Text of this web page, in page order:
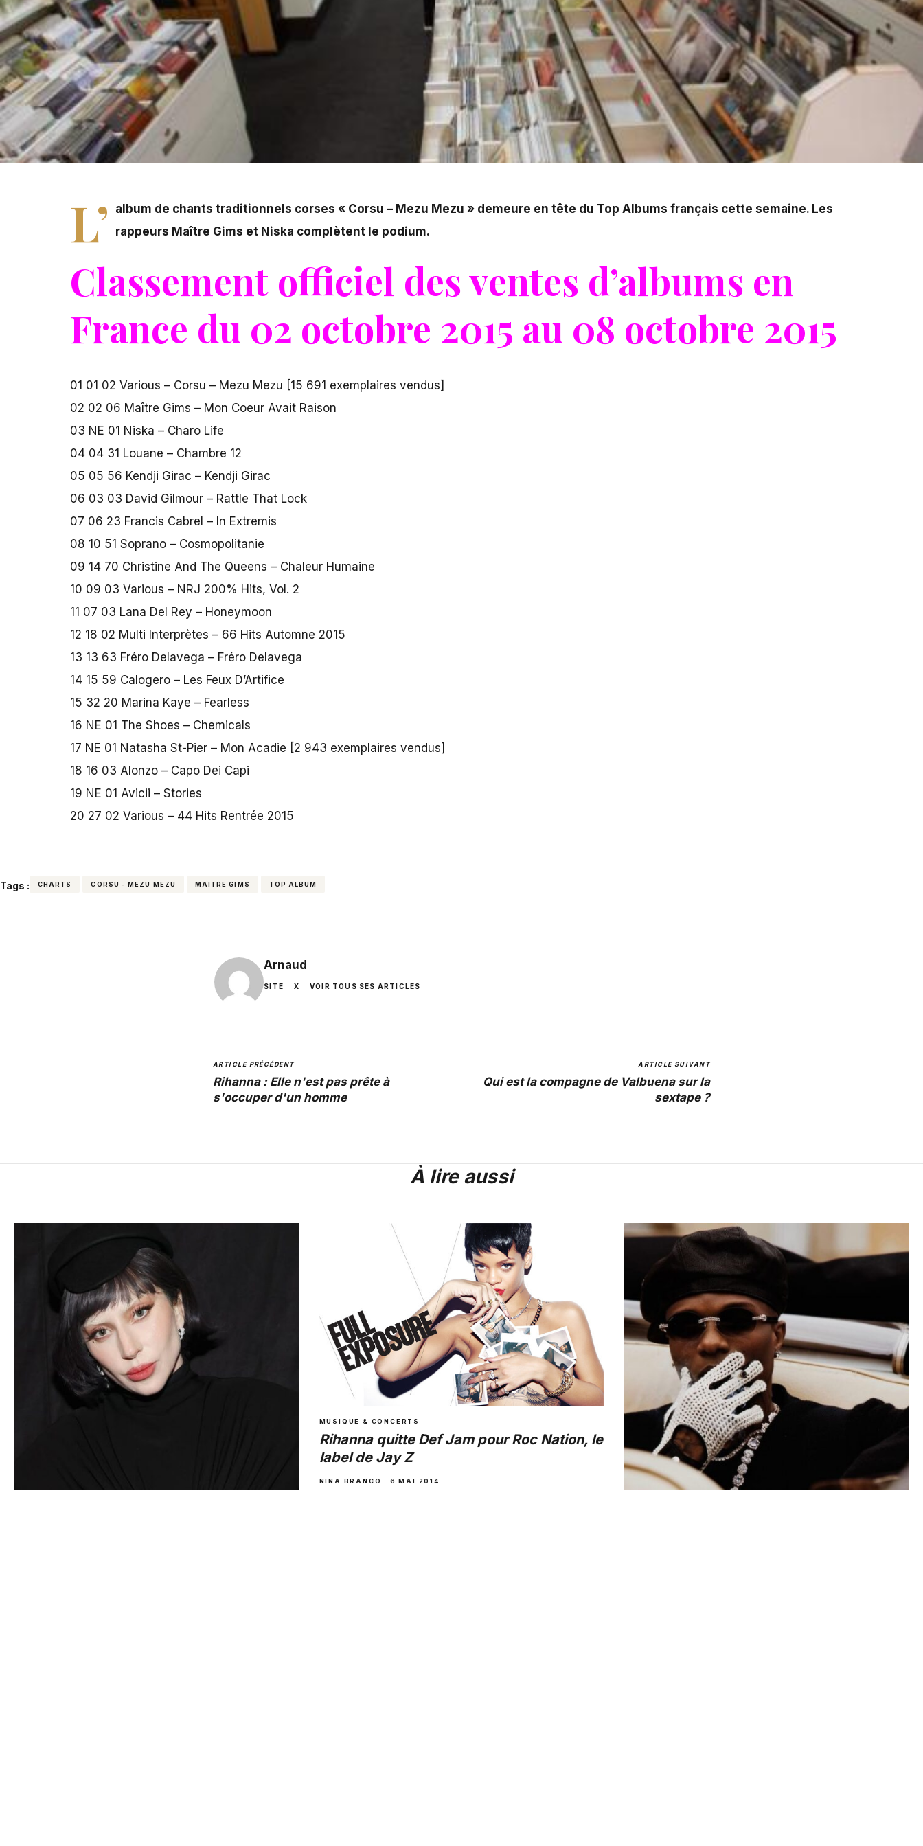
L’
album de chants traditionnels corses « Corsu – Mezu Mezu » demeure en tête du Top Albums français cette semaine. Les
rappeurs Maître Gims et Niska complètent le podium.
Classement officiel des ventes d’albums en
France du 02 octobre 2015 au 08 octobre 2015
01 01 02 Various – Corsu – Mezu Mezu [15 691 exemplaires vendus]
02 02 06 Maître Gims – Mon Coeur Avait Raison
03 NE 01 Niska – Charo Life
04 04 31 Louane – Chambre 12
05 05 56 Kendji Girac – Kendji Girac
06 03 03 David Gilmour – Rattle That Lock
07 06 23 Francis Cabrel – In Extremis
08 10 51 Soprano – Cosmopolitanie
09 14 70 Christine And The Queens – Chaleur Humaine
10 09 03 Various – NRJ 200% Hits, Vol. 2
11 07 03 Lana Del Rey – Honeymoon
12 18 02 Multi Interprètes – 66 Hits Automne 2015
13 13 63 Fréro Delavega – Fréro Delavega
14 15 59 Calogero – Les Feux D’Artifice
15 32 20 Marina Kaye – Fearless
16 NE 01 The Shoes – Chemicals
17 NE 01 Natasha St-Pier – Mon Acadie [2 943 exemplaires vendus]
18 16 03 Alonzo – Capo Dei Capi
19 NE 01 Avicii – Stories
20 27 02 Various – 44 Hits Rentrée 2015
Tags : CHARTS CORSU - MEZU MEZU MAITRE GIMS TOP ALBUM
Arnaud
SITE X VOIR TOUS SES ARTICLES
ARTICLE PRÉCÉDENT
Rihanna : Elle n'est pas prête à
s'occuper d'un homme
ARTICLE SUIVANT
Qui est la compagne de Valbuena sur la
sextape ?
À lire aussi
MUSIQUE & CONCERTS
Rihanna quitte Def Jam pour Roc Nation, le
label de Jay Z
NINA BRANCO · 6 MAI 2014